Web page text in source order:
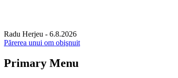
Radu Herjeu - 6.8.2026
Părerea unui om obişnuit
Primary Menu